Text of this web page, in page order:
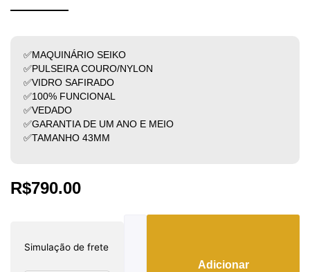
✅MAQUINÁRIO SEIKO
✅PULSEIRA COURO/NYLON
✅VIDRO SAFIRADO
✅100% FUNCIONAL
✅VEDADO
✅GARANTIA DE UM ANO E MEIO
✅TAMANHO 43MM
R$790.00
Simulação de frete
Adicionar